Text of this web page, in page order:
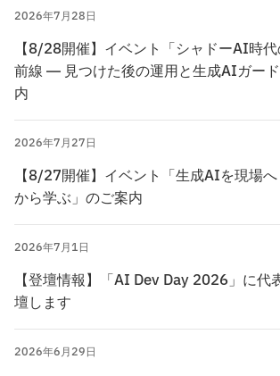
2026年7月28日
【8/28開催】イベント「シャドーAI時
前線 ― 見つけた後の運用と生成AIガー
内
2026年7月27日
【8/27開催】イベント「生成AIを現場
から学ぶ」のご案内
2026年7月1日
【登壇情報】「AI Dev Day 2026」に代
壇します
2026年6月29日